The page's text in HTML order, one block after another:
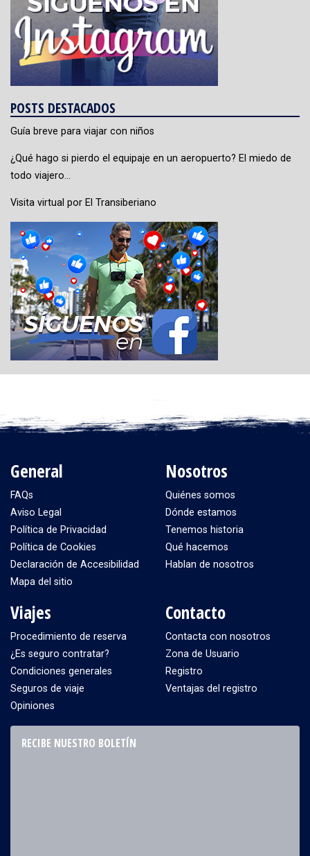
POSTS DESTACADOS
Guía breve para viajar con niños
¿Qué hago si pierdo el equipaje en un aeropuerto? El miedo de
todo viajero…
Visita virtual por El Transiberiano
General
FAQs
Aviso Legal
Política de Privacidad
Política de Cookies
Declaración de Accesibilidad
Mapa del sitio
Nosotros
Quiénes somos
Dónde estamos
Tenemos historia
Qué hacemos
Hablan de nosotros
Viajes
Procedimiento de reserva
¿Es seguro contratar?
Condiciones generales
Seguros de viaje
Opiniones
Contacto
Contacta con nosotros
Zona de Usuario
Registro
Ventajas del registro
RECIBE NUESTRO BOLETÍN